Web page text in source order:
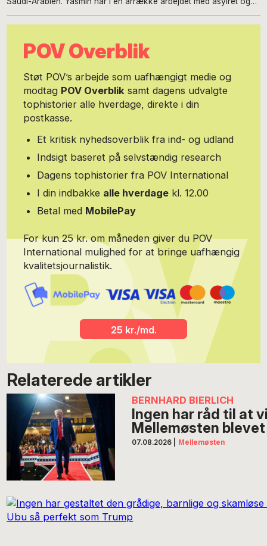
Mellemøsten, ligesom hun har samarbejdet med UNHCR med
har tillige været projektleder på en lang række
kapacitetsopbyggende EU-projekter i de tidligere
Hun har endvidere været projektleder for to større
kapacitetsopbyggende EU-projekter i Tyrkiet i forbindelse med
tiltrædelsesprocessen mellem Tyrkiet og EU. Endelig har Yasmin
arbejdet som blogger for Børsen, hvor hun har skrevet om dansk
udlændingepolitik og dansk udenrigspolitik i forhold til
Mellemøsten. Hun er stifter af Global Migration and Politics,
mellemøstlige forhold, herunder flygtningeforhold,
migrationsstrømme, regional politiske forhold og policy making.
POV Overblik
Støt POV’s arbejde som uafhængigt medie og
modtag POV Overblik samt dagens udvalgte
tophistorier alle hverdage, direkte i din
postkasse.
Et kritisk nyhedsoverblik fra ind- og udland
Indsigt baseret på selvstændig research
Dagens tophistorier fra POV International
I din indbakke alle hverdage kl. 12.00
Betal med MobilePay
For kun 25 kr. om måneden giver du POV
International mulighed for at bringe uafhængig
kvalitetsjournalistik.
25 kr./md.
Relaterede artikler
BERNHARD BIERLICH
Ingen har råd til at
Mellemøsten
07.08.2026 Mellemøsten